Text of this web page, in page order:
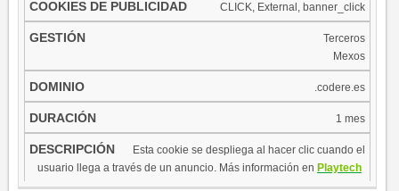
CLICK, External, banner_click
Terceros
Mexos
.codere.es
1 mes
​Esta cookie se despliega al hacer clic cuando el
usuario llega a través de un anuncio. Más información en Playte​ch​